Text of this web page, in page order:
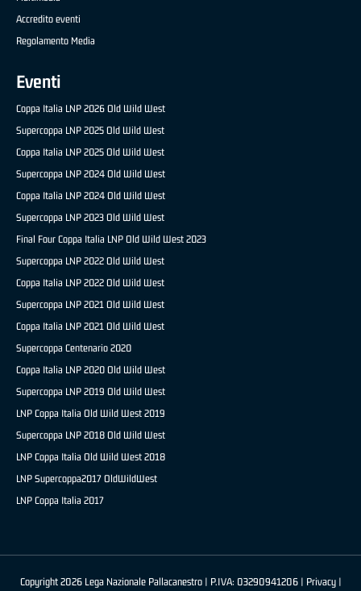
Accredito eventi
Regolamento Media
Eventi
Coppa Italia LNP 2026 Old Wild West
Supercoppa LNP 2025 Old Wild West
Coppa Italia LNP 2025 Old Wild West
Supercoppa LNP 2024 Old Wild West
Coppa Italia LNP 2024 Old Wild West
Supercoppa LNP 2023 Old Wild West
Final Four Coppa Italia LNP Old Wild West 2023
Supercoppa LNP 2022 Old Wild West
Coppa Italia LNP 2022 Old Wild West
Supercoppa LNP 2021 Old Wild West
Coppa Italia LNP 2021 Old Wild West
Supercoppa Centenario 2020
Coppa Italia LNP 2020 Old Wild West
Supercoppa LNP 2019 Old Wild West
LNP Coppa Italia Old Wild West 2019
Supercoppa LNP 2018 Old Wild West
LNP Coppa Italia Old Wild West 2018
LNP Supercoppa2017 OldWildWest
LNP Coppa Italia 2017
Copyright 2026 Lega Nazionale Pallacanestro | P.IVA: 03290941206 | Privacy|